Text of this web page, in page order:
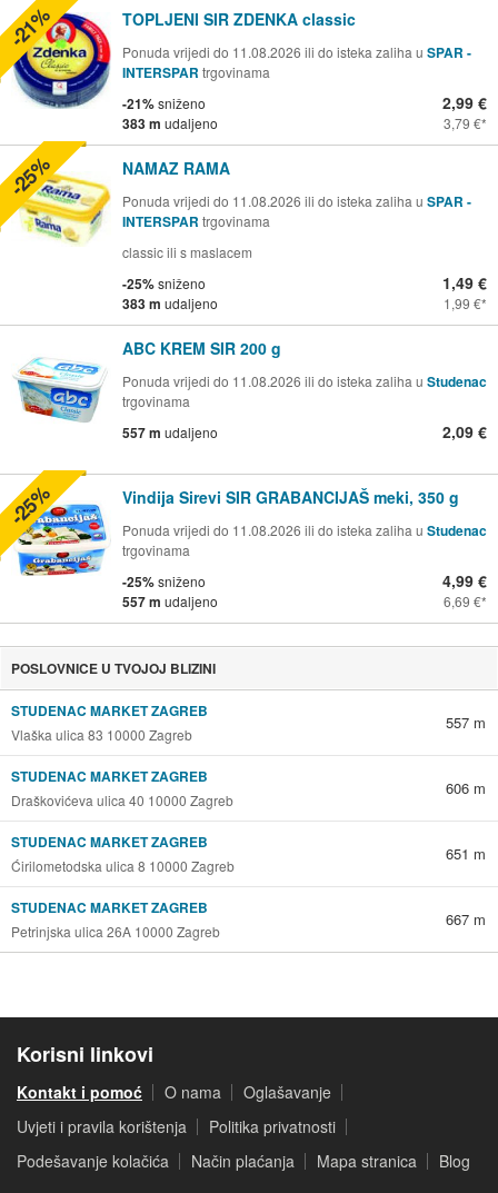
TOPLJENI SIR ZDENKA classic
Ponuda vrijedi do 11.08.2026 ili do isteka zaliha u SPAR -
INTERSPAR trgovinama
-21%sniženo
383 m udaljeno
2,99 €
3,79 €
-21%
NAMAZ RAMA
Ponuda vrijedi do 11.08.2026 ili do isteka zaliha u SPAR -
INTERSPAR trgovinama
classic ili s maslacem
-25%sniženo
383 m udaljeno
1,49 €
1,99 €
-25%
ABC KREM SIR 200 g
Ponuda vrijedi do 11.08.2026 ili do isteka zaliha u Studenac
trgovinama
557 m udaljeno 2,09 €
Vindija Sirevi SIR GRABANCIJAŠ meki, 350 g
Ponuda vrijedi do 11.08.2026 ili do isteka zaliha u Studenac
trgovinama
-25%sniženo
557 m udaljeno
4,99 €
6,69 €
-25%
POSLOVNICE U TVOJOJ BLIZINI
STUDENAC MARKET ZAGREB
Vlaška ulica 83 10000 Zagreb
557 m
STUDENAC MARKET ZAGREB
Draškovićeva ulica 40 10000 Zagreb
606 m
STUDENAC MARKET ZAGREB
Ćirilometodska ulica 8 10000 Zagreb
651 m
STUDENAC MARKET ZAGREB
Petrinjska ulica 26A 10000 Zagreb
667 m
Korisni linkovi
Kontakt i pomoć O nama
Oglašavanje
Uvjeti i pravila korištenja
Politika privatnosti
Podešavanje kolačića
Način plaćanja Mapa stranica Blog